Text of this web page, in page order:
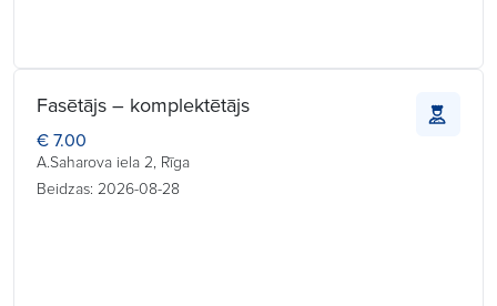
Fasētājs – komplektētājs
€ 7.00
A.Saharova iela 2, Rīga
Beidzas: 2026-08-28